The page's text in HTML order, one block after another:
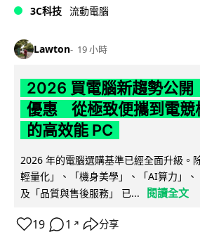
3C科技 流動電腦
Lawton 19 小時
2026 買電腦新趨勢公開
優惠 從極致便攜到電競
的高效能 PC
2026 年的電腦選購基準已經全面升級。
輕量化」、「機身美學」、「AI算力」
及「品質與售後服務」 已...
閱讀全文
19 1 ↗ 分享